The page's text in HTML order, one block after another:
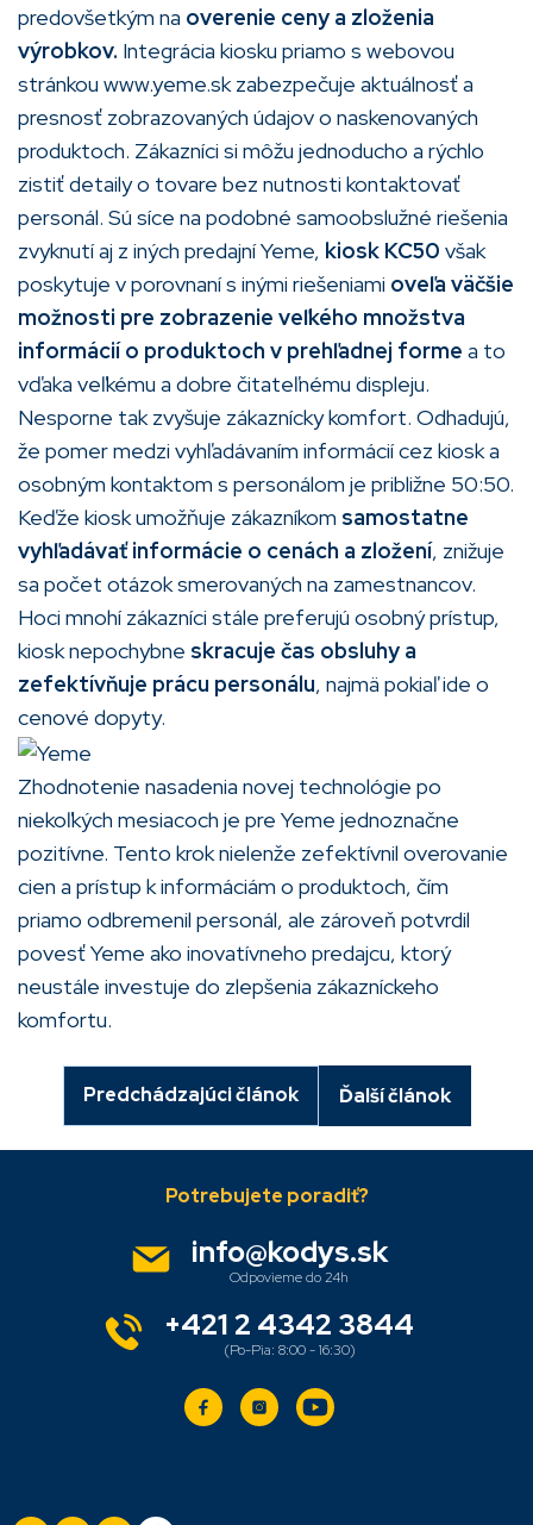
predovšetkým na overenie ceny a zloženia
výrobkov. Integrácia kiosku priamo s webovou
stránkou www.yeme.sk zabezpečuje aktuálnosť a
presnosť zobrazovaných údajov o naskenovaných
produktoch. Zákazníci si môžu jednoducho a rýchlo
zistiť detaily o tovare bez nutnosti kontaktovať
personál. Sú síce na podobné samoobslužné riešenia
zvyknutí aj z iných predajní Yeme, kiosk KC50 však
poskytuje v porovnaní s inými riešeniami oveľa väčšie
možnosti pre zobrazenie veľkého množstva
informácií o produktoch v prehľadnej forme a to
vďaka veľkému a dobre čitateľnému displeju.
Nesporne tak zvyšuje zákaznícky komfort. Odhadujú,
že pomer medzi vyhľadávaním informácií cez kiosk a
osobným kontaktom s personálom je približne 50:50.
Keďže kiosk umožňuje zákazníkom samostatne
vyhľadávať informácie o cenách a zložení, znižuje
sa počet otázok smerovaných na zamestnancov.
Hoci mnohí zákazníci stále preferujú osobný prístup,
kiosk nepochybne skracuje čas obsluhy a
zefektívňuje prácu personálu, najmä pokiaľ ide o
cenové dopyty.
Zhodnotenie nasadenia novej technológie po
niekoľkých mesiacoch je pre Yeme jednoznačne
pozitívne. Tento krok nielenže zefektívnil overovanie
cien a prístup k informáciám o produktoch, čím
priamo odbremenil personál, ale zároveň potvrdil
povesť Yeme ako inovatívneho predajcu, ktorý
neustále investuje do zlepšenia zákazníckeho
komfortu.
Predchádzajúci článok Ďalší článok
info@kodys.sk
+421 2 4342 3844